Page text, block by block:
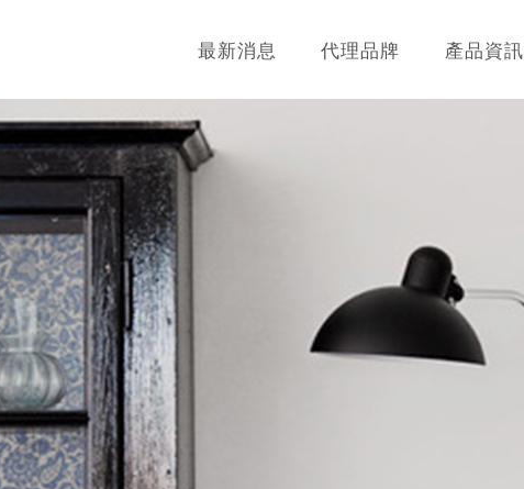
最新消息 代理品牌 產品資訊